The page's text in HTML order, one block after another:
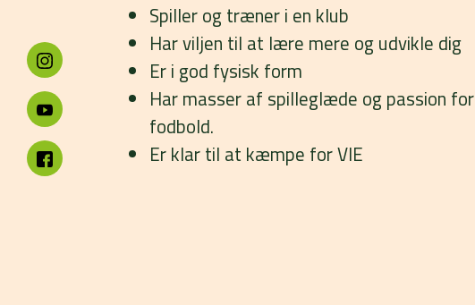
Spiller og træner i en klub
Har viljen til at lære mere og udvikle dig
Er i god fysisk form
Har masser af spilleglæde og passion for
fodbold.
Er klar til at kæmpe for VIE